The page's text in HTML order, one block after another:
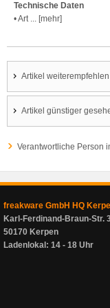
Technische Daten
• Art ... [mehr]
Artikel weiterempfehlen
Artikel günstiger
Verantwortliche Person
freakware GmbH HQ
Karl-Ferdinand-Braun-Str.
50170 Kerpen
Ladenlokal: 14 - 18 Uhr